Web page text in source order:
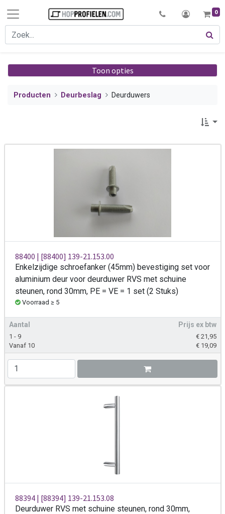
0
Toon opties
Producten Deurbeslag Deurduwers
88400 | [88400] 139-21.153.00
Enkelzijdige schroefanker (45mm) bevestiging set voor
aluminium deur voor deurduwer RVS met schuine
steunen, rond 30mm, PE = VE = 1 set (2 Stuks)
Voorraad ≥ 5
Aantal Prijs ex btw
1 - 9 € 21,95
Vanaf 10
€ 19,09
88394 | [88394] 139-21.153.08
Deurduwer RVS met schuine steunen, rond 30mm,